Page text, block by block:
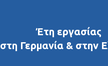
Έτη εργασίας
στη Γερμανία & στην